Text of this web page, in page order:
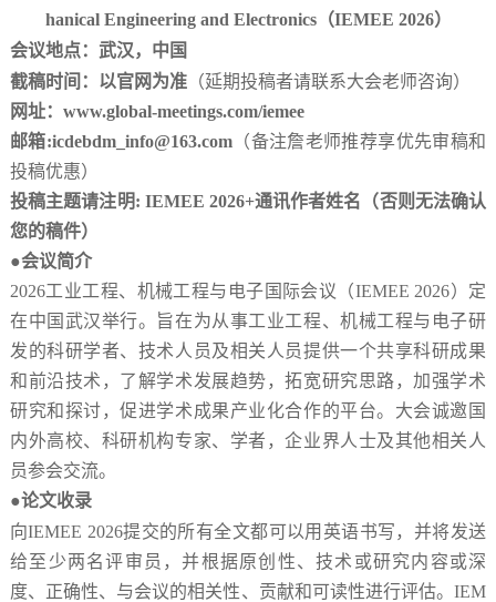
hanical Engineering and Electronics（IEMEE 2026）
会议地点：武汉，中国
截稿时间： 以官网为准 （延期投稿者请联系大会老师咨询）
网址： www.global-meetings.com/iemee
邮箱:icdebdm_info@163.com（备注詹老师推荐享优先审稿和
投稿优惠）
投稿主题请注明: IEMEE 2026+通讯作者姓名（否则无法确认
您的稿件）
●会议简介
2026工业工程、机械工程与电子国际会议 （IEMEE 2026）定
在中国武汉举行。旨在为从事工业工程、机械工程与电子研
发的科研学者、技术人员及相关人员提供一个共享科研成果
和前沿技术，了解学术发展趋势，拓宽研究思路，加强学术
研究和探讨，促进学术成果产业化合作的平台。大会诚邀国
内外高校、科研机构专家、学者，企业界人士及其他相关人
员参会交流。
●论文收录
向IEMEE 2026提交的所有全文都可以用英语书写，并将发送
给至少两名评审员，并根据原创性、技术或研究内容或深
度、正确性、与会议的相关性、贡献和可读性进行评估。 IEM